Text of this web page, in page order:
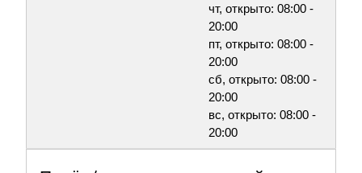
чт, открыто: 08:00 -
20:00
пт, открыто: 08:00 -
20:00
сб, открыто: 08:00 -
20:00
вс, открыто: 08:00 -
20:00